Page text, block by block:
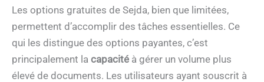
Les options gratuites de Sejda, bien que limitées,
permettent d’accomplir des tâches essentielles. Ce
qui les distingue des options payantes, c’est
principalement la capacité à gérer un volume plus
élevé de documents. Les utilisateurs ayant souscrit à